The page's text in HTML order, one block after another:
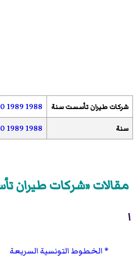
شركات طيران تأسست سنة 19891988
سنة 19891988
مقالات «شركات طيران
ا
الخطوط التونسية السريعة